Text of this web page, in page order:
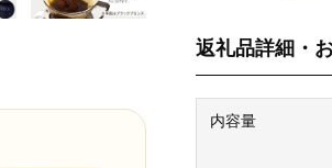
返礼品詳細・
内容量